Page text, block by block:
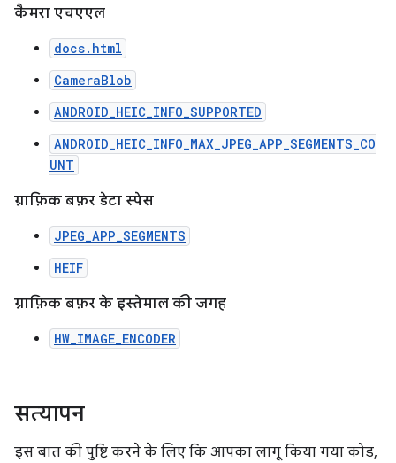
कैमरा एचएएल
docs.html
CameraBlob
ANDROID_HEIC_INFO_SUPPORTED
ANDROID_HEIC_INFO_MAX_JPEG_APP_SEGMENTS_CO
UNT
ग्राफ़िक बफ़र डेटा स्पेस
JPEG_APP_SEGMENTS
HEIF
ग्राफ़िक बफ़र के इस्तेमाल की जगह
HW_IMAGE_ENCODER
सत्यापन
इस बात की पुष्टि करने के लिए कि आपका लागू किया गया कोड,